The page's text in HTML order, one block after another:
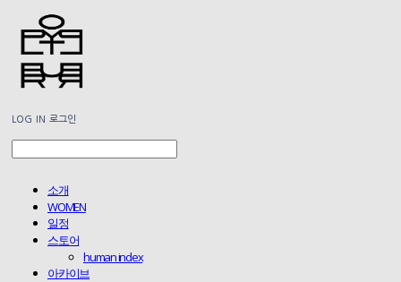
LOG IN 로그인
소개
WOMEN
일정
스토어
human index
아카이브